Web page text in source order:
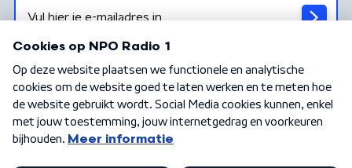
Algemene voorwaarden